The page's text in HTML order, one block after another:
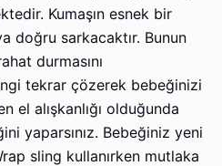
Kumaşın esnek bir
doğru sarkacaktır. Bunun
durmasını
tekrar çözerek bebeğinizi
el alışkanlığı olduğunda
yaparsınız. Bebeğiniz yeni
sling kullanırken mutlaka